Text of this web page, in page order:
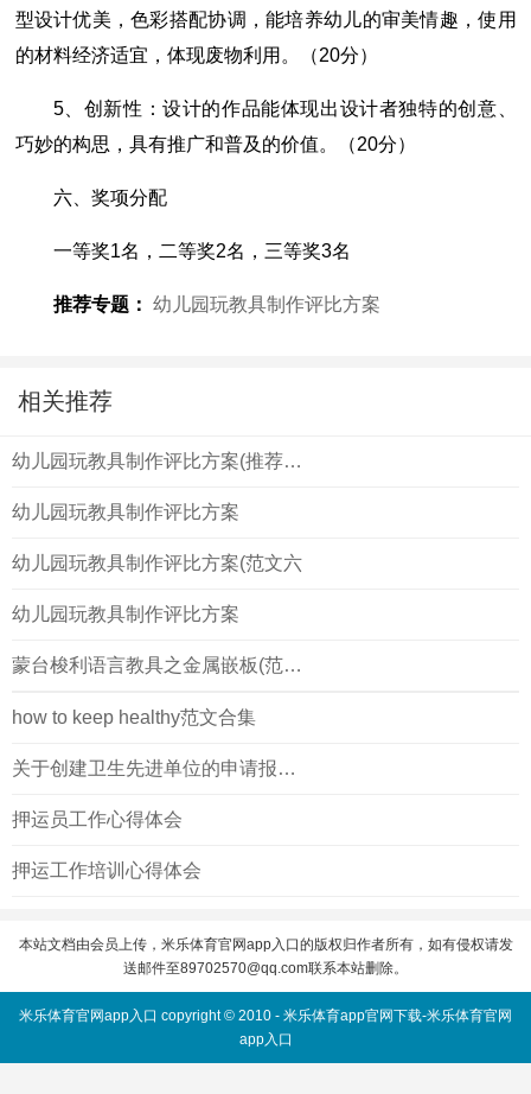
型设计优美，色彩搭配协调，能培养幼儿的审美情趣，使用
的材料经济适宜，体现废物利用。（20分）
5、创新性：设计的作品能体现出设计者独特的创意、
巧妙的构思，具有推广和普及的价值。（20分）
六、奖项分配
一等奖1名，二等奖2名，三等奖3名
推荐专题： 幼儿园玩教具制作评比方案
相关推荐
幼儿园玩教具制作评比方案(推荐2篇
幼儿园玩教具制作评比方案
幼儿园玩教具制作评比方案(范文六
幼儿园玩教具制作评比方案
蒙台梭利语言教具之金属嵌板(范文6
how to keep healthy范文合集
关于创建卫生先进单位的申请报告(正)
押运员工作心得体会
押运工作培训心得体会
本站文档由会员上传，米乐体育官网app入口的版权归作者所有，如有侵权请发
送邮件至89702570@qq.com联系本站删除。
米乐体育官网app入口 copyright © 2010 - 米乐体育app官网下载-米乐体育官网
app入口